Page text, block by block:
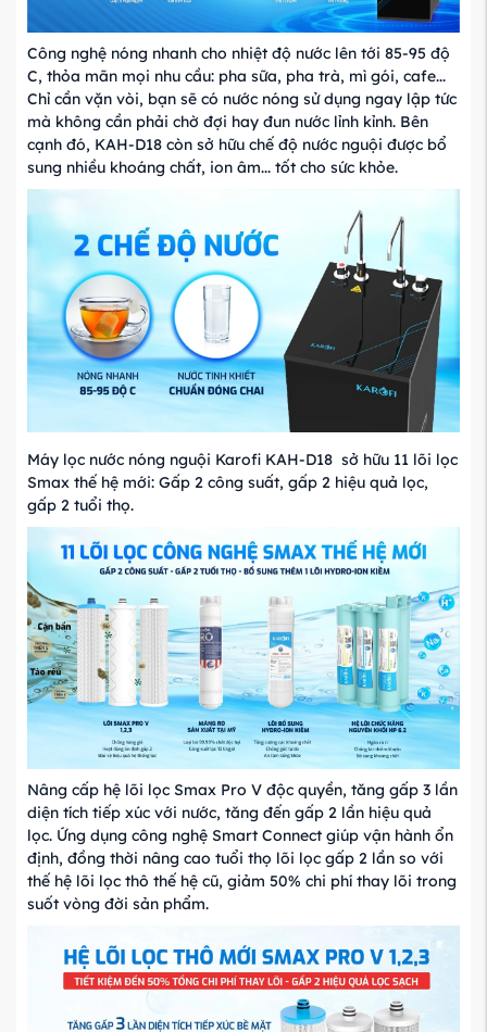
Công nghệ nóng nhanh cho nhiệt độ nước lên tới 85-95 độ
C, thỏa mãn mọi nhu cầu: pha sữa, pha trà, mì gói, cafe...
Chỉ cần vặn vòi, bạn sẽ có nước nóng sử dụng ngay lập tức
mà không cần phải chờ đợi hay đun nước lỉnh kỉnh. Bên
cạnh đó, KAH-D18 còn sở hữu chế độ nước nguội được bổ
sung nhiều khoáng chất, ion âm... tốt cho sức khỏe.
Máy lọc nước nóng nguội Karofi KAH-D18 sở hữu 11 lõi lọc
Smax thế hệ mới: Gấp 2 công suất, gấp 2 hiệu quả lọc,
gấp 2 tuổi thọ.
Nâng cấp hệ lõi lọc Smax Pro V độc quyền, tăng gấp 3 lần
diện tích tiếp xúc với nước, tăng đến gấp 2 lần hiệu quả
lọc. Ứng dụng công nghệ Smart Connect giúp vận hành ổn
định, đồng thời nâng cao tuổi thọ lõi lọc gấp 2 lần so với
thế hệ lõi lọc thô thế hệ cũ, giảm 50% chi phí thay lõi trong
suốt vòng đời sản phẩm.